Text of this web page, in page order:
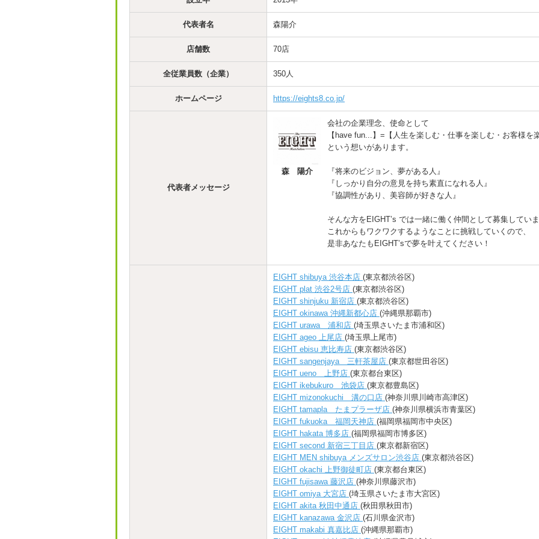
代表者名 森陽介
店舗数 70店
全従業員数（企業） 350人
ホームページ https://eights8.co.jp/
代表者メッセージ
森 陽介
会社の企業理念、使命として
【have fun...】=【⼈⽣を楽しむ・仕事を楽しむ・お客様を
という想いがあります。
『将来のビジョン、夢がある⼈』
『しっかり自分の意見を持ち素直になれる⼈』
『協調性があり、美容師が好きな⼈』
そんな方をEIGHT’s では一緒に働く仲間として募集していま
これからもワクワクするようなことに挑戦していくので、
是非あなたもEIGHT’sで夢を叶えてください！
EIGHT shibuya 渋谷本店 (東京都渋谷区)
EIGHT plat 渋谷2号店 (東京都渋谷区)
EIGHT shinjuku 新宿店 (東京都渋谷区)
EIGHT okinawa 沖縄新都心店 (沖縄県那覇市)
EIGHT urawa 浦和店 (埼玉県さいたま市浦和区)
EIGHT ageo 上尾店 (埼玉県上尾市)
EIGHT ebisu 恵比寿店 (東京都渋谷区)
EIGHT sangenjaya 三軒茶屋店 (東京都世田谷区)
EIGHT ueno 上野店 (東京都台東区)
EIGHT ikebukuro 池袋店 (東京都豊島区)
EIGHT mizonokuchi 溝の口店 (神奈川県川崎市高津区)
EIGHT tamapla たまプラーザ店 (神奈川県横浜市青葉区)
EIGHT fukuoka 福岡天神店 (福岡県福岡市中央区)
EIGHT hakata 博多店 (福岡県福岡市博多区)
EIGHT second 新宿三丁目店 (東京都新宿区)
EIGHT MEN shibuya メンズサロン渋谷店 (東京都渋谷区)
EIGHT okachi 上野御徒町店 (東京都台東区)
EIGHT fujisawa 藤沢店 (神奈川県藤沢市)
EIGHT omiya 大宮店 (埼玉県さいたま市大宮区)
EIGHT akita 秋田中通店 (秋田県秋田市)
EIGHT kanazawa 金沢店 (石川県金沢市)
EIGHT makabi 真嘉比店 (沖縄県那覇市)